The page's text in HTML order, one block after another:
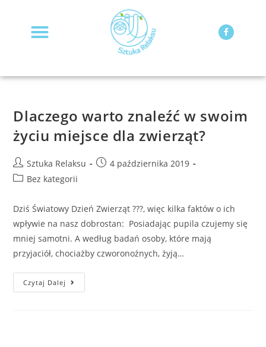
Dlaczego warto znaleźć w swoim
życiu miejsce dla zwierząt?
Sztuka Relaksu
4 października 2019
Bez kategorii
Dziś Światowy Dzień Zwierząt ???, więc kilka faktów o ich
wpływie na nasz dobrostan: Posiadając pupila czujemy się
mniej samotni. A według badań osoby, które mają
przyjaciół, chociażby czworonożnych, żyją…
Czytaj Dalej